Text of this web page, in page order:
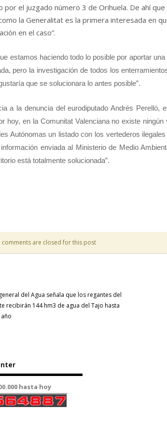
por el juzgado número 3 de Orihuela. De ahí
la Generalitat es la primera interesada en
en el caso”.
estamos haciendo todo lo posible por aportar
pero la investigación de todos los
que se solucionara lo antes posible”.
a la denuncia del eurodiputado Andrés Perelló,
hoy, en la Comunitat Valenciana no existe
Autónomas un listado con los vertederos
enviada al Ministerio de Medio
está totalmente solucionada”.
comments are closed for this post
del Agua señala que los regantes del
recibirán 144 hm3 de agua del Tajo hasta
hasta hoy